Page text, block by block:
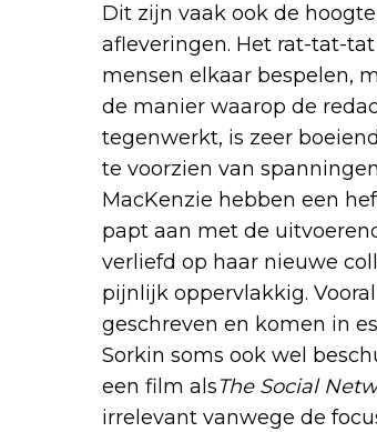
Dit zijn vaak ook de
afleveringen. Het rat-tat-
mensen elkaar bespelen,
de manier waarop de
tegenwerkt, is zeer
te voorzien van
MacKenzie hebben een
papt aan met de
verliefd op haar nieuwe
pijnlijk oppervlakkig.
geschreven en komen in
Sorkin soms ook wel
een film alsThe Social
irrelevant vanwege de